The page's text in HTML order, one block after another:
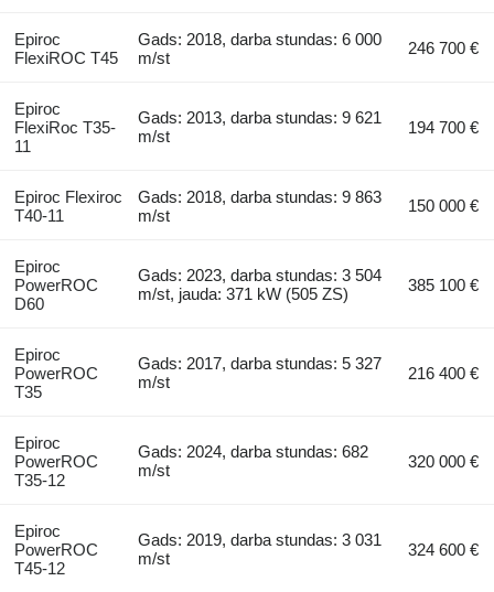
Epiroc
FlexiROC T45
Gads: 2018, darba stundas: 6 000
m/st
246 700 €
Epiroc
FlexiRoc T35-
11
Gads: 2013, darba stundas: 9 621
m/st
194 700 €
Epiroc Flexiroc
T40-11
Gads: 2018, darba stundas: 9 863
m/st
150 000 €
Epiroc
PowerROC
D60
Gads: 2023, darba stundas: 3 504
m/st, jauda: 371 kW (505 ZS)
385 100 €
Epiroc
PowerROC
T35
Gads: 2017, darba stundas: 5 327
m/st
216 400 €
Epiroc
PowerROC
T35-12
Gads: 2024, darba stundas: 682
m/st
320 000 €
Epiroc
PowerROC
T45-12
Gads: 2019, darba stundas: 3 031
m/st
324 600 €